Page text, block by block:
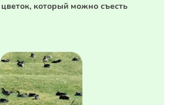
который можно съесть